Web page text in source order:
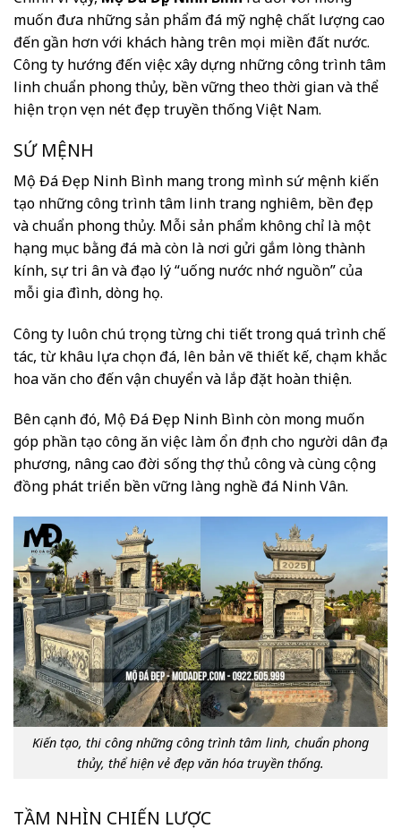
muốn đưa những sản phẩm đá mỹ nghệ chất lượng cao
đến gần hơn với khách hàng trên mọi miền đất nước.
Công ty hướng đến việc xây dựng những công trình tâm
linh chuẩn phong thủy, bền vững theo thời gian và thể
hiện trọn vẹn nét đẹp truyền thống Việt Nam.
SỨ MỆNH
Mộ Đá Đẹp Ninh Bình mang trong mình sứ mệnh kiến
tạo những công trình tâm linh trang nghiêm, bền đẹp
và chuẩn phong thủy. Mỗi sản phẩm không chỉ là một
hạng mục bằng đá mà còn là nơi gửi gắm lòng thành
kính, sự tri ân và đạo lý “uống nước nhớ nguồn” của
mỗi gia đình, dòng họ.
Công ty luôn chú trọng từng chi tiết trong quá trình chế
tác, từ khâu lựa chọn đá, lên bản vẽ thiết kế, chạm khắc
hoa văn cho đến vận chuyển và lắp đặt hoàn thiện.
Bên cạnh đó, Mộ Đá Đẹp Ninh Bình còn mong muốn
góp phần tạo công ăn việc làm ổn định cho người dân địa
phương, nâng cao đời sống thợ thủ công và cùng cộng
đồng phát triển bền vững làng nghề đá Ninh Vân.
Kiến tạo, thi công những công trình tâm linh, chuẩn phong
thủy, thể hiện vẻ đẹp văn hóa truyền thống.
TẦM NHÌN CHIẾN LƯỢC